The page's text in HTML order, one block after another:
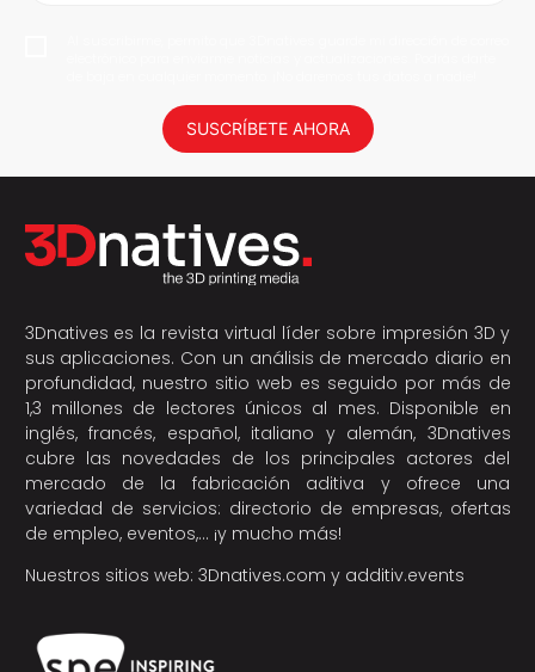
SUSCRÍBETE AHORA
3Dnatives es la revista virtual líder sobre impresión 3D y
sus aplicaciones. Con un análisis de mercado diario en
profundidad, nuestro sitio web es seguido por más de
1,3 millones de lectores únicos al mes. Disponible en
inglés, francés, español, italiano y alemán, 3Dnatives
cubre las novedades de los principales actores del
mercado de la fabricación aditiva y ofrece una
variedad de servicios: directorio de empresas, ofertas
de empleo, eventos,… ¡y mucho más!
Nuestros sitios web: 3Dnatives.com y additiv.events